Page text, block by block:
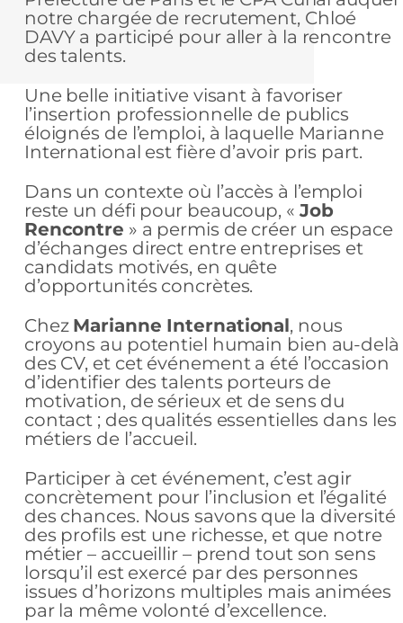
notre chargée de recrutement, Chloé
DAVY a participé pour aller à la rencontre
des talents.
Une belle initiative visant à favoriser
l’insertion professionnelle de publics
éloignés de l’emploi, à laquelle Marianne
International est fière d’avoir pris part.
Dans un contexte où l’accès à l’emploi
reste un défi pour beaucoup, « Job
Rencontre » a permis de créer un espace
d’échanges direct entre entreprises et
candidats motivés, en quête
d’opportunités concrètes.
Chez Marianne International, nous
croyons au potentiel humain bien au-delà
des CV, et cet événement a été l’occasion
d’identifier des talents porteurs de
motivation, de sérieux et de sens du
contact ; des qualités essentielles dans les
métiers de l’accueil.
Participer à cet événement, c’est agir
concrètement pour l’inclusion et l’égalité
des chances. Nous savons que la diversité
des profils est une richesse, et que notre
métier – accueillir – prend tout son sens
lorsqu’il est exercé par des personnes
issues d’horizons multiples mais animées
par la même volonté d’excellence.